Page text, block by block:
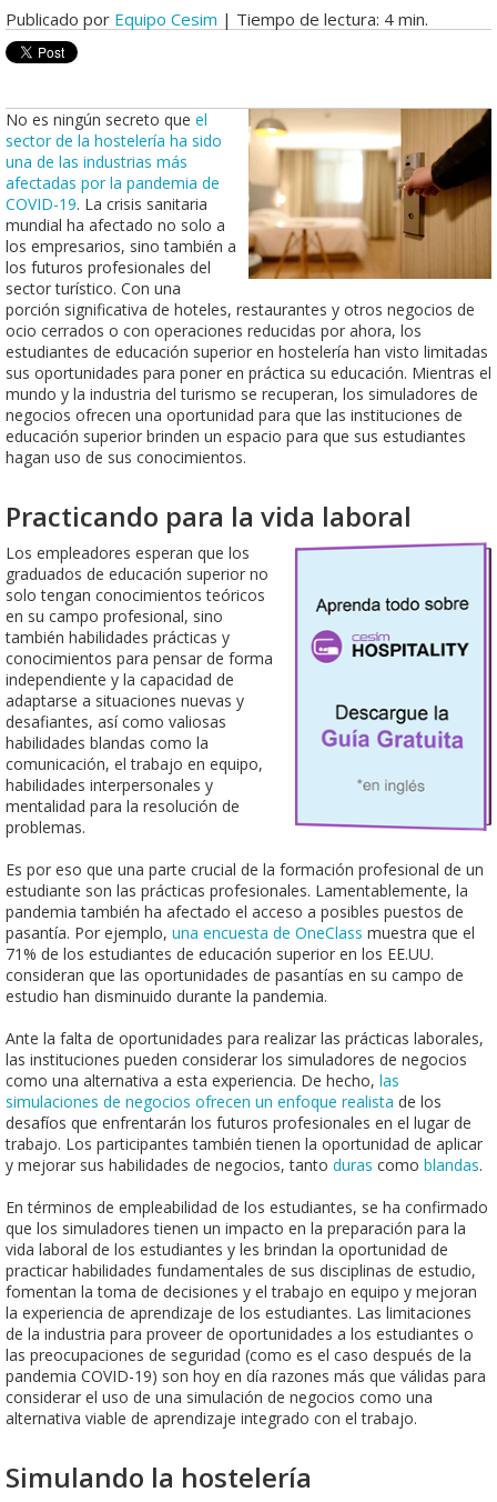
Publicado por Equipo Cesim | Tiempo de lectura: 4 min.
No es ningún secreto que el
sector de la hostelería ha sido
una de las industrias más
afectadas por la pandemia de
COVID-19. La crisis sanitaria
mundial ha afectado no solo a
los empresarios, sino también a
los futuros profesionales del
sector turístico. Con una
porción significativa de hoteles, restaurantes y otros negocios de
ocio cerrados o con operaciones reducidas por ahora, los
estudiantes de educación superior en hostelería han visto limitadas
sus oportunidades para poner en práctica su educación. Mientras el
mundo y la industria del turismo se recuperan, los simuladores de
negocios ofrecen una oportunidad para que las instituciones de
educación superior brinden un espacio para que sus estudiantes
hagan uso de sus conocimientos.
Practicando para la vida laboral
Los empleadores esperan que los
graduados de educación superior no
solo tengan conocimientos teóricos
en su campo profesional, sino
también habilidades prácticas y
conocimientos para pensar de forma
independiente y la capacidad de
adaptarse a situaciones nuevas y
desafiantes, así como valiosas
habilidades blandas como la
comunicación, el trabajo en equipo,
habilidades interpersonales y
mentalidad para la resolución de
problemas.
Es por eso que una parte crucial de la formación profesional de un
estudiante son las prácticas profesionales. Lamentablemente, la
pandemia también ha afectado el acceso a posibles puestos de
pasantía. Por ejemplo, una encuesta de OneClass muestra que el
71% de los estudiantes de educación superior en los EE.UU.
consideran que las oportunidades de pasantías en su campo de
estudio han disminuido durante la pandemia.
Ante la falta de oportunidades para realizar las prácticas laborales,
las instituciones pueden considerar los simuladores de negocios
como una alternativa a esta experiencia. De hecho, las
simulaciones de negocios ofrecen un enfoque realista de los
desafíos que enfrentarán los futuros profesionales en el lugar de
trabajo. Los participantes también tienen la oportunidad de aplicar
y mejorar sus habilidades de negocios, tanto duras como blandas.
En términos de empleabilidad de los estudiantes, se ha confirmado
que los simuladores tienen un impacto en la preparación para la
vida laboral de los estudiantes y les brindan la oportunidad de
practicar habilidades fundamentales de sus disciplinas de estudio,
fomentan la toma de decisiones y el trabajo en equipo y mejoran
la experiencia de aprendizaje de los estudiantes. Las limitaciones
de la industria para proveer de oportunidades a los estudiantes o
las preocupaciones de seguridad (como es el caso después de la
pandemia COVID-19) son hoy en día razones más que válidas para
considerar el uso de una simulación de negocios como una
alternativa viable de aprendizaje integrado con el trabajo.
Simulando la hostelería